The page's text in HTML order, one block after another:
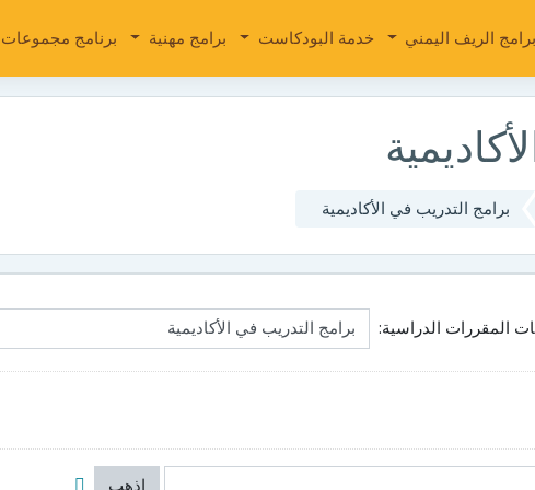
برامج الريف اليمني خدمة البودكاست برامج مهنية برنامج مجموعات
برامج التدريب في الأكاديمية
المقررات الدراسية:
إذهب